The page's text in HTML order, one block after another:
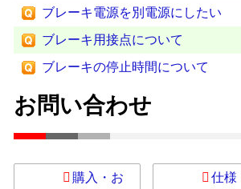
ブレーキ電源を別電源にしたい
ブレーキ用接点について
ブレーキの停止時間について
お問い合わせ
購入・お
仕様